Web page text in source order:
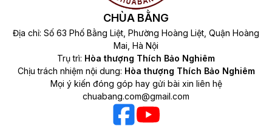
CHÙA BẰNG
Địa chỉ: Số 63 Phố Bằng Liệt, Phường Hoàng Liệt, Quận Hoàng
Mai, Hà Nội
Trụ trì: Hòa thượng Thích Bảo Nghiêm
Chịu trách nhiệm nội dung: Hòa thượng Thích Bảo Nghiêm
Mọi ý kiến đóng góp hay gửi bài xin liên hệ
chuabang.com@gmail.com